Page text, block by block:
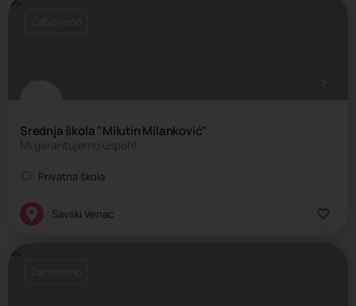
Srednja škola "Milutin Milanković"
Mi garantujemo uspeh!
Privatna škola
Savski Venac